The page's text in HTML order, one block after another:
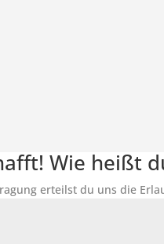
Wie heißt
erteilst du uns die